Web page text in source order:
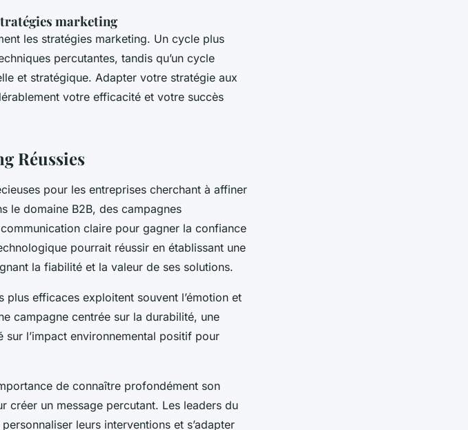
marketing
les stratégies marketing. Un cycle plus
percutantes, tandis qu’un cycle
et stratégique. Adapter votre stratégie aux
votre efficacité et votre succès
Réussies
pour les entreprises cherchant à affiner
le domaine B2B, des campagnes
claire pour gagner la confiance
pourrait réussir en établissant une
la fiabilité et la valeur de ses solutions.
plus efficaces exploitent souvent l’émotion et
campagne centrée sur la durabilité, une
l’impact environnemental positif pour
de connaître profondément son
créer un message percutant. Les leaders du
leurs interventions et s’adapter